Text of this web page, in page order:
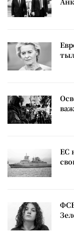
ЕС